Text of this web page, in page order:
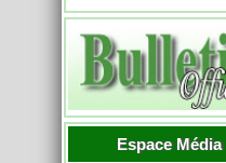
Espace Média